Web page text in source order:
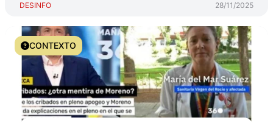
DESINFO 28/11/2025
CONTEXTO